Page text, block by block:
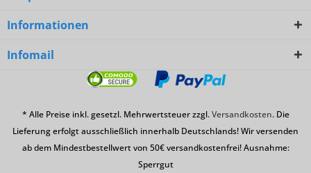
Informationen
Infomail
* Alle Preise inkl. gesetzl. Mehrwertsteuer zzgl.Versandkosten. Die
Lieferung erfolgt ausschließlich innerhalb Deutschlands! Wir versenden
ab dem Mindestbestellwert von 50€ versandkostenfrei! Ausnahme:
Sperrgut